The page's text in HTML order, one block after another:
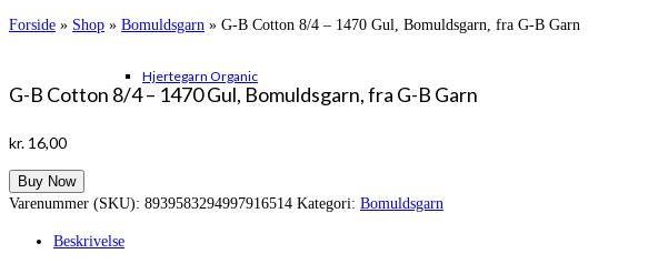
Hjertegarn Organic
Forside » Shop » Bomuldsgarn » G-B Cotton 8/4 – 1470 Gul, Bomuldsgarn, fra G-B Garn
G-B Cotton 8/4 – 1470 Gul, Bomuldsgarn, fra G-B Garn
kr. 16,00
Buy Now
Varenummer (SKU): 8939583294997916514 Kategori: Bomuldsgarn
Beskrivelse